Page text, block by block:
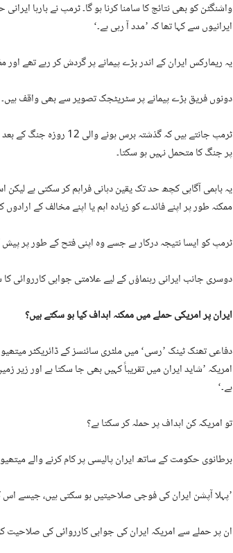
واشنگٹن کو بھی نتائج کا سامنا کرنا ہو گا۔ ٹرمپ نے بارہا
ایرانیوں سے کہا تھا کہ ’مدد آ رہی ہے۔‘
یہ ریمارکس ایران کے اندر بڑے پیمانے پر گردش کر رہے تھے اور
دونوں فریق بڑے پیمانے پر سٹریٹجک تصویر سے بھی واقف ہیں۔
ٹرمپ جانتے ہیں کہ
پر جنگ کا متحمل نہیں ہو سکتا۔
یہ باہمی آگاہی کچھ حد تک یقین دہانی فراہم کر سکتی ہے
ممکنہ طور پر اپنے فائدے کو زیادہ اہم یا اپنے مخالف کے
ٹرمپ کو ایسا نتیجہ درکار ہے جسے وہ اپنی فتح کے طور پر
دوسری جانب ایرانی رہنماؤں کے لیے علامتی جوابی کارروائی
ایران پر امریکی حملے میں ممکنہ اہداف کیا ہو سکتے ہیں؟
دفاعی تھنک ٹینک ’رسی‘ میں ملٹری سائنسز کے ڈائریکٹر
امریکہ ’شاید ایران میں تقریباً کہیں بھی جا سکتا ہے اور زیر
ہے۔‘
تو امریکہ کن اہداف پر حملہ کر سکتا ہے؟
برطانوی حکومت کے ساتھ ایران پالیسی پر کام کرنے والے
’پہلا آپشن ایران کی فوجی صلاحیتیں ہو سکتی ہیں، جیسے اس
ان پر حملے سے امریکہ ایران کی جوابی کارروائی کی صلاحیت